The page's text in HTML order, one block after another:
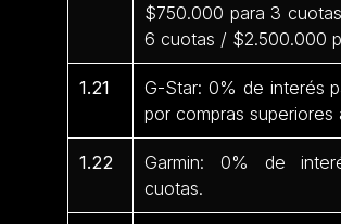
$750.000 para 3
6 cuotas / $2.500.000
1.21
G-Star: 0% de interés
por compras
1.22
Garmin: 0% de
cuotas.